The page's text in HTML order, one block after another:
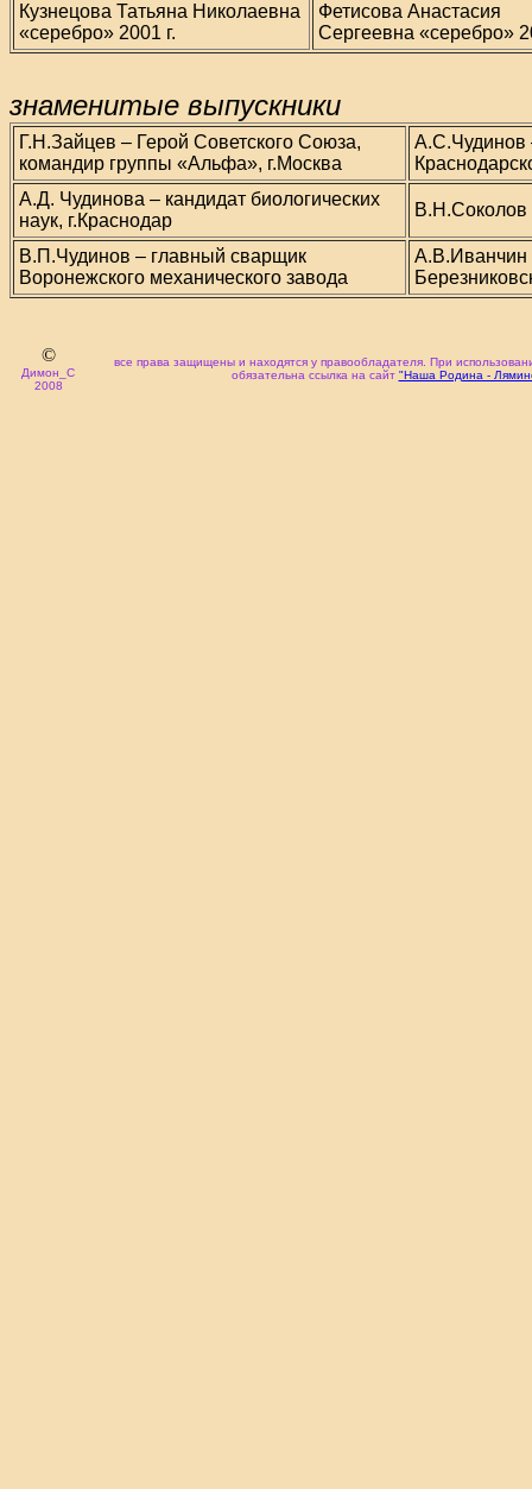
Кузнецова Татьяна Николаевна
«серебро» 2001 г.
Фетисова Анастасия
Сергеевна «серебро»
знаменитые выпускники
Г.Н.Зайцев – Герой Советского Союза,
командир группы «Альфа», г.Москва
А.С.Чудинов
А.Д. Чудинова – кандидат биологических
наук, г.Краснодар
В.Н.Соколов
В.П.Чудинов – главный сварщик
Воронежского механического завода
А.В.Иванчин
©
Димон_С
2008
все права защищены и находятся у правообладателя. При
обязательна ссылка на сайт "Наша Родина -